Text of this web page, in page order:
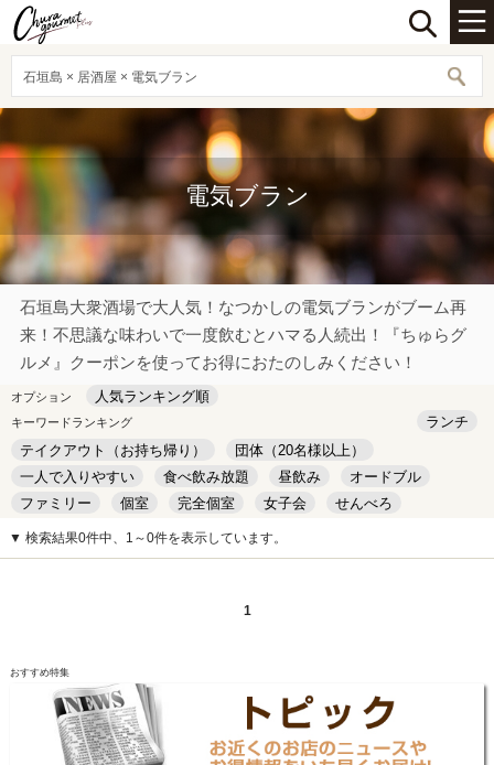
石垣島 × 居酒屋 × 電気ブラン
電気ブラン
石垣島大衆酒場で大人気！なつかしの電気ブランがブーム再
来！不思議な味わいで一度飲むとハマる人続出！『ちゅらグ
ルメ』クーポンを使ってお得におたのしみください！
オプション 人気ランキング順
キーワードランキング
ランチ
テイクアウト（お持ち帰り）
団体（20名様以上）
一人で入りやすい
食べ飲み放題 昼飲み
オードブル
ファミリー
個室 完全個室 女子会
せんべろ
キッズルーム
安い デート
▼ 検索結果0件中、1～0件を表示しています。
1
おすすめ特集